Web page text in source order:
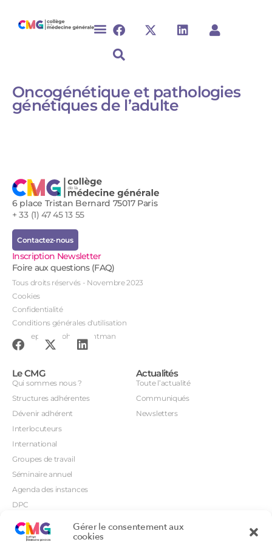
Gérer le consentement aux
cookies
Oncogénétique et pathologies
génétiques de l’adulte
6 place Tristan Bernard 75017 Paris
+ 33 (1) 47 45 13 55
Contactez-nous
Inscription Newsletter
Foire aux questions (FAQ)
Tous droits réservés - Novembre 2023
Cookies
Confidentialité
Conditions générales d'utilisation
Conception : John Brightman
Le CMG
Qui sommes nous ?
Structures adhérentes
Dévenir adhérent
Interlocuteurs
International
Groupes de travail
Séminaire annuel
Agenda des instances
DPC
Orientations prioritaires
Actualités
Toute l’actualité
Communiqués
Newsletters